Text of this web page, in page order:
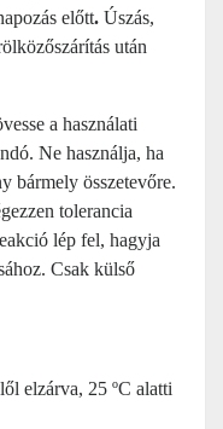
előtt. Úszás,
után
a használati
Ne használja, ha
bármely összetevőre.
tolerancia
lép fel, hagyja
Csak külső
elzárva, 25 ºC alatti